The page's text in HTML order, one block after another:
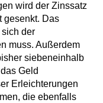
wird der Zinssatz
gesenkt. Das
der
muss. Außerdem
siebeneinhalb
Geld
Erleichterungen
die ebenfalls